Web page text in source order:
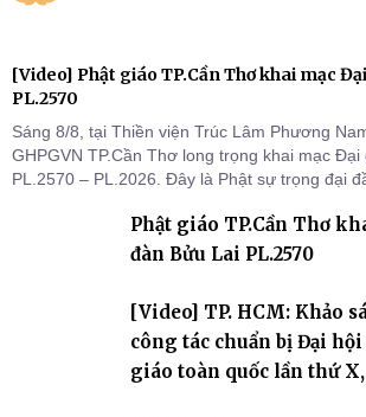
[Video] Phật giáo TP.Cần Thơ khai mạc
PL.2570
Sáng 8/8, tại Thiền viện Trúc Lâm Phương
GHPGVN TP.Cần Thơ long trọng khai mạc
PL.2570 – PL.2026. Đây là Phật sự trọng đại
thứ I, thể hiện sự quan tâm đối với công tác
Tăng tài và tiếp nối mạng mạch Tăng-g
Phật giáo TP.Cần Thơ
đàn Bửu Lai PL.2570
[Video] TP. HCM: Khảo
công tác chuẩn bị Đại
giáo toàn quốc lần thứ